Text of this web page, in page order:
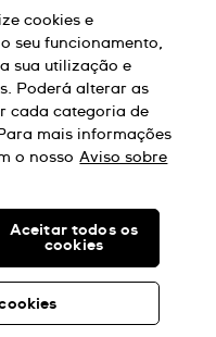
Aviso De Cookies
De Uso
RESERVADOS: SWISS
cookies e
seu funcionamento,
sua utilização e
Poderá alterar as
cada categoria de
mais informações
o nosso Aviso sobre
Aceitar todos os
cookies